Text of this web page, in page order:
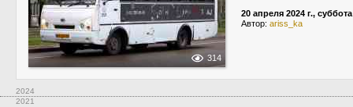
314
20 апреля 2024 г., суббота
Автор: ariss_ka
2024
2021